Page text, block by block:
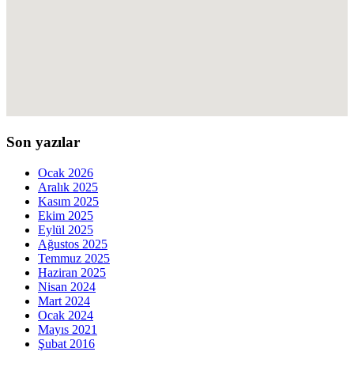
Son yazılar
Ocak 2026
Aralık 2025
Kasım 2025
Ekim 2025
Eylül 2025
Ağustos 2025
Temmuz 2025
Haziran 2025
Nisan 2024
Mart 2024
Ocak 2024
Mayıs 2021
Şubat 2016